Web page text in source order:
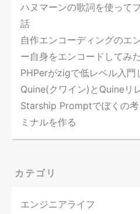
ハヌマーンの歌詞を使って
話
自作エンコーディングのエ
ー自身をエンコードしてみた
PHPerがzigで低レベル入門
Quine(クワイン)とQuineリ
Starship Promptでぼくの
ミナルを作る
カテゴリ
エンジニアライフ